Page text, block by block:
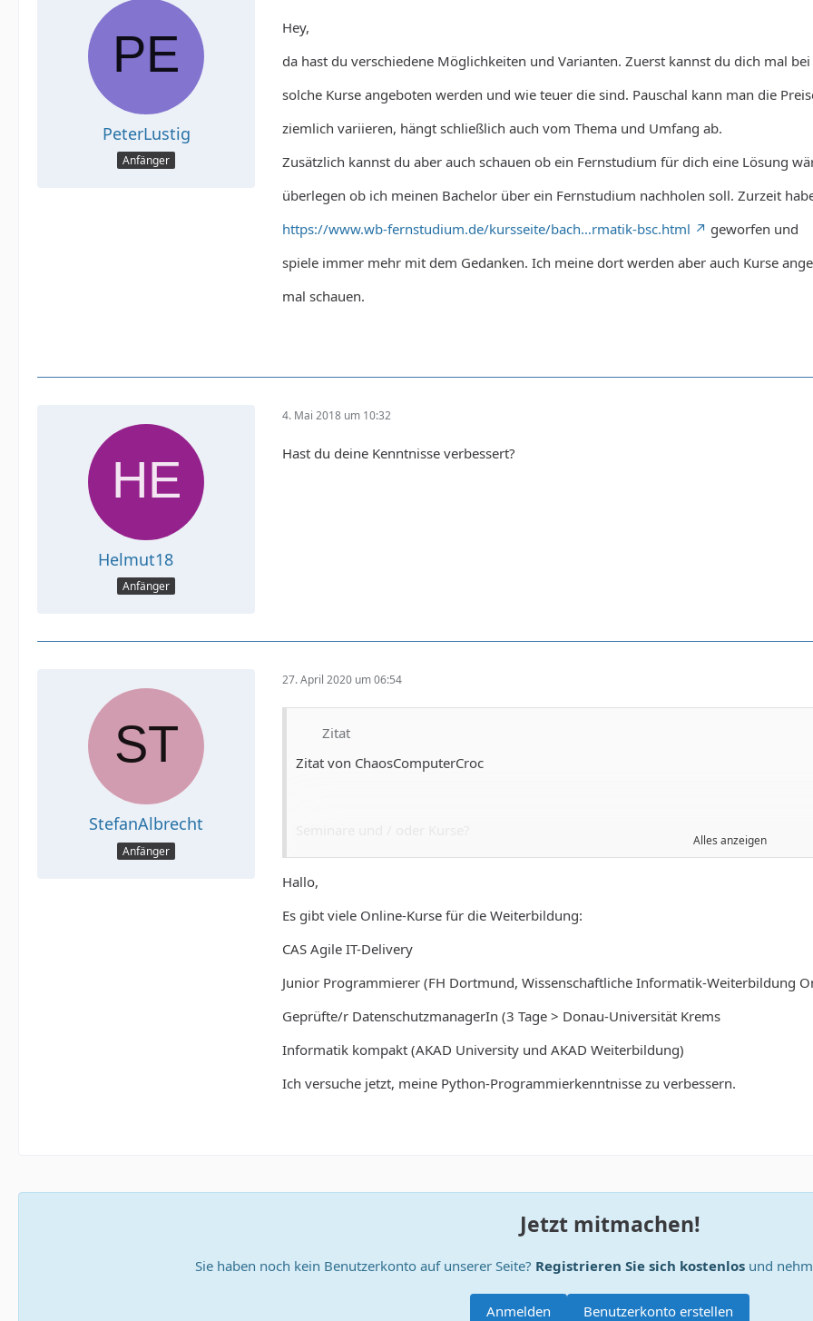
PeterLustig
Anfänger
Hey,
da hast du verschiedene Möglichkeiten und Varianten. Zuerst kannst du dich mal
solche Kurse angeboten werden und wie teuer die sind. Pauschal kann man die
ziemlich variieren, hängt schließlich auch vom Thema und Umfang ab.
Zusätzlich kannst du aber auch schauen ob ein Fernstudium für dich eine Lösung
überlegen ob ich meinen Bachelor über ein Fernstudium nachholen soll. Zurzeit
https://www.wb-fernstudium.de/kursseite/bach…rmatik-bsc.html
geworfen und
spiele immer mehr mit dem Gedanken. Ich meine dort werden aber auch Kurse
mal schauen.
Helmut18
Anfänger
4. Mai 2018 um 10:32
Hast du deine Kenntnisse verbessert?
StefanAlbrecht
Anfänger
27. April 2020 um 06:54
Zitat
Zitat von ChaosComputerCroc
<<
Alles anzeigen
Hallo,
Es gibt viele Online-Kurse für die Weiterbildung:
CAS Agile IT-Delivery
Junior Programmierer (FH Dortmund, Wissenschaftliche Informatik-Weiterbildung
Geprüfte/r DatenschutzmanagerIn (3 Tage > Donau-Universität Krems
Informatik kompakt (AKAD University und AKAD Weiterbildung)
Ich versuche jetzt, meine Python-Programmierkenntnisse zu verbessern.
Jetzt mitmachen!
Sie haben noch kein Benutzerkonto auf unserer Seite? Registrieren Sie sich kostenlos und
Benutzerkonto erstellen
Anmelden